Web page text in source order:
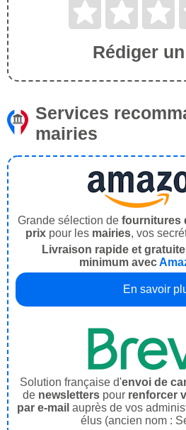
Rédiger
Services
mairies
Grande sélection de fournitures
prix pour les mairies, vos
Livraison rapide et
minimum avec
En savoir
Solution française d'envoi de
de newsletters pour renforcer
par e-mail auprès de vos
élus (ancien nom :